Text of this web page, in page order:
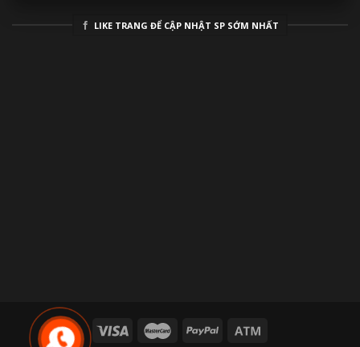
LIKE TRANG ĐỂ CẬP NHẬT SP SỚM NHẤT